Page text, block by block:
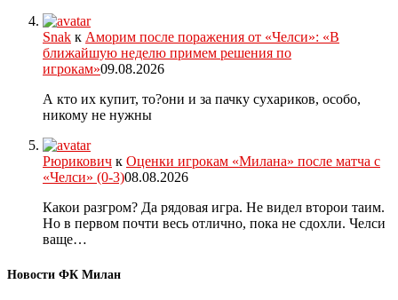
Snak к Аморим после поражения от «Челси»: «В
ближайшую неделю примем решения по
игрокам»09.08.2026
А кто их купит, то?они и за пачку сухариков, особо,
никому не нужны
Рюрикович к Оценки игрокам «Милана» после матча с
«Челси» (0-3)08.08.2026
Какои разгром? Да рядовая игра. Не видел второи таим.
Но в первом почти весь отлично, пока не сдохли. Челси
ваще…
Новости ФК Милан